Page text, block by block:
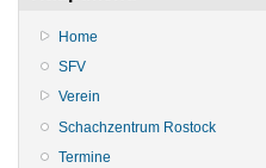
Home
SFV
Verein
Schachzentrum Rostock
Termine